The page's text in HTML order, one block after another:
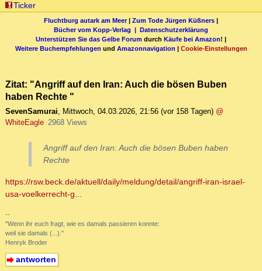
Ticker
Fluchtburg autark am Meer| Zum Tode Jürgen Küßners |
Bücher vom Kopp-Verlag | Datenschutzerklärung
Unterstützen Sie das Gelbe Forum durch Käufe bei Amazon! |
Weitere Buchempfehlungen und Amazonnavigation | Cookie-Einstellungen
Zitat: "Angriff auf den Iran: Auch die bösen Buben
haben Rechte "
SevenSamurai, Mittwoch, 04.03.2026, 21:56 (vor 158 Tagen) @
WhiteEagle 2968 Views
Angriff auf den Iran: Auch die bösen Buben haben
Rechte
https://rsw.beck.de/aktuell/daily/meldung/detail/angriff-iran-israel-
usa-voelkerrecht-g...
--
"Wenn ihr euch fragt, wie es damals passieren konnte:
weil sie damals (...)."
Henryk Broder
antworten